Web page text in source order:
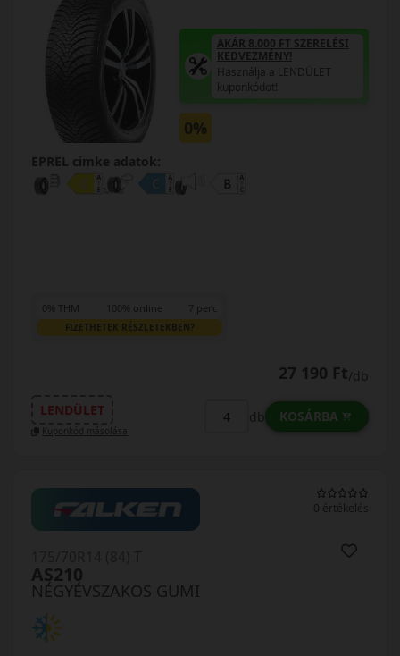
AKÁR 8.000 FT SZERELÉSI
KEDVEZMÉNY!
Használja a LENDÜLET
kuponkódot!
0%
EPREL cimke adatok:
0% THM 100% online 7 perc
FIZETHETEK RÉSZLETEKBEN?
27 190 Ft/db
LENDÜLET
Kuponkód másolása
db KOSÁRBA
0 értékelés
NÉGYÉVSZAKOS GUMI
AS210